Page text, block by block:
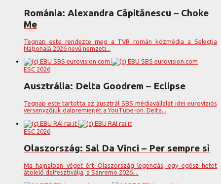
Románia: Alexandra Căpitănescu – Choke
Me
Tegnap este rendezte meg a TVR román közmédia a Selecția
Națională 2026 nevű nemzeti...
ESC 2026
Ausztrália: Delta Goodrem – Eclipse
Tegnap este tartotta az ausztrál SBS médiavállalat idei eurovíziós
versenyzőjük dalpremierjét a YouTube-on. Delta...
ESC 2026
Olaszország: Sal Da Vinci – Per sempre sì
Ma hajnalban véget ért Olaszország legendás, egy egész hetet
átölelő dalfesztiválja, a Sanremo 2026....